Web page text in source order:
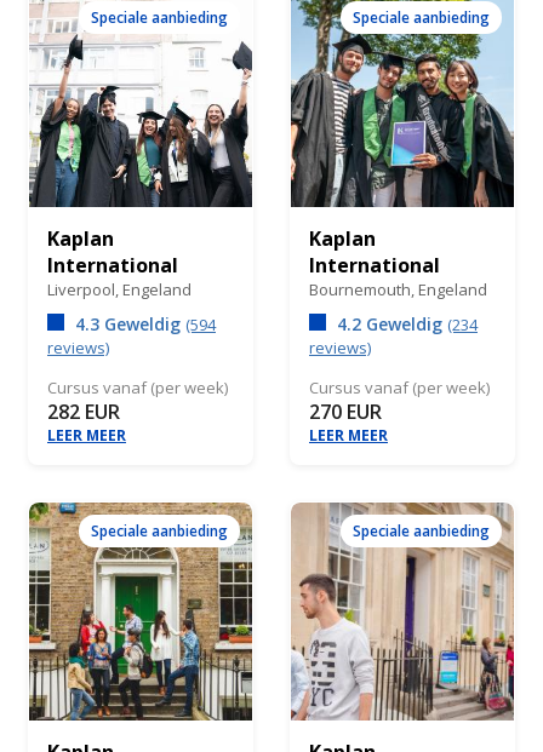
Speciale aanbieding
Kaplan
International
Liverpool, Engeland
4.3 Geweldig (594
reviews)
Cursus vanaf (per week)
282 EUR
LEER MEER
Speciale aanbieding
Kaplan
International
Bournemouth, Engeland
4.2 Geweldig (234
reviews)
Cursus vanaf (per week)
270 EUR
LEER MEER
Speciale aanbieding Speciale aanbieding